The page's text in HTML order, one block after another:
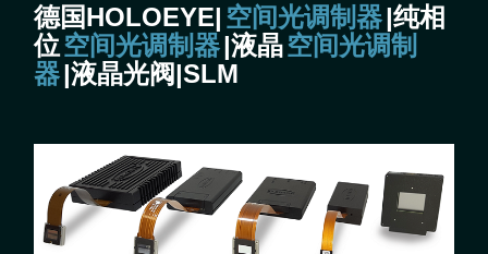
德国HOLOEYE| 空间光调制器|纯相
位空间光调制器|液晶空间光调制
器|液晶光阀|SLM